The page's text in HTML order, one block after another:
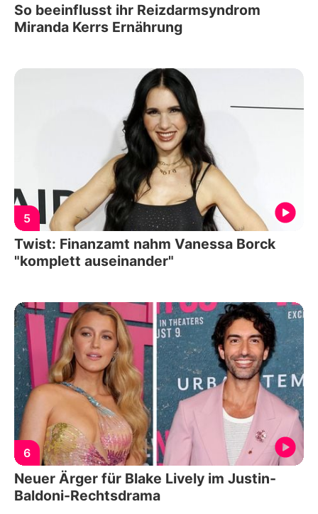
So beeinflusst ihr Reizdarmsyndrom
Miranda Kerrs Ernährung
5
Twist: Finanzamt nahm Vanessa Borck
"komplett auseinander"
6
Neuer Ärger für Blake Lively im Justin-
Baldoni-Rechtsdrama